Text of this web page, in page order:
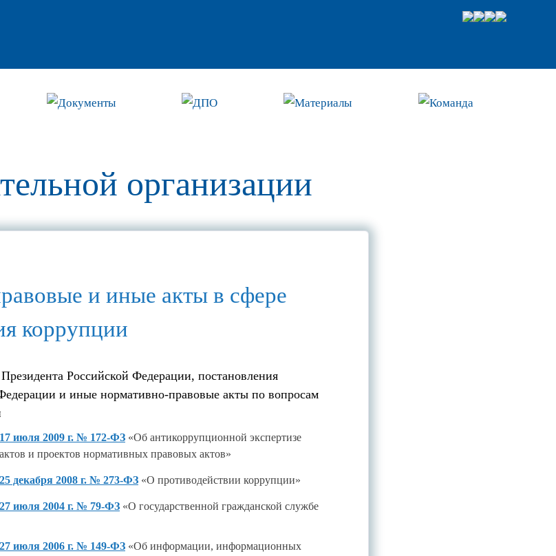
Документы ДПО Материалы Команда
организации
и иные акты в сфере
коррупции
Российской Федерации, постановления
и иные нормативно-правовые акты по вопросам
июля 2009 г. № 172-ФЗ «Об антикоррупционной экспертизе
и проектов нормативных правовых актов»
декабря 2008 г. № 273-ФЗ «О противодействии коррупции»
июля 2004 г. № 79-ФЗ «О государственной гражданской службе
июля 2006 г. № 149-ФЗ «Об информации, информационных